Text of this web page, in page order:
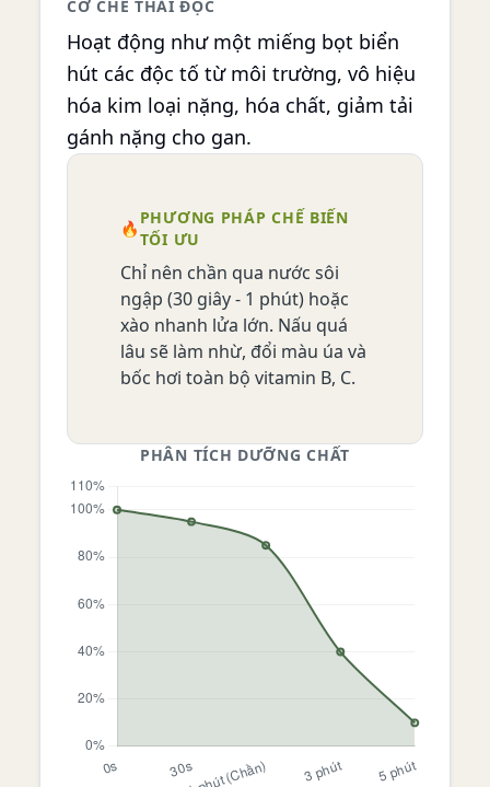
CƠ CHẾ THẢI ĐỘC
Hoạt động như một miếng bọt biển
hút các độc tố từ môi trường, vô hiệu
hóa kim loại nặng, hóa chất, giảm tải
gánh nặng cho gan.
🔥
PHƯƠNG PHÁP CHẾ BIẾN
TỐI ƯU
Chỉ nên chần qua nước sôi
ngập (30 giây - 1 phút) hoặc
xào nhanh lửa lớn. Nấu quá
lâu sẽ làm nhừ, đổi màu úa và
bốc hơi toàn bộ vitamin B, C.
PHÂN TÍCH DƯỠNG CHẤT